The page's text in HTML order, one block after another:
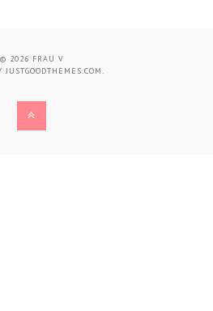
© 2026 FRAU V
JUSTGOODTHEMES.COM.